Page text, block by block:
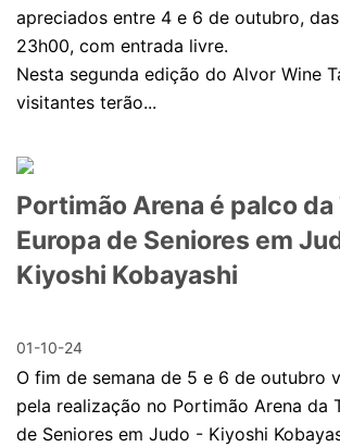
apreciados entre 4 e 6 de outubro,
23h00, com entrada livre.
Nesta segunda edição do Alvor Wine
visitantes terão...
Portimão Arena é palco da
Europa de Seniores em
Kiyoshi Kobayashi
01-10-24
O fim de semana de 5 e 6 de outubro
pela realização no Portimão Arena da
de Seniores em Judo - Kiyoshi